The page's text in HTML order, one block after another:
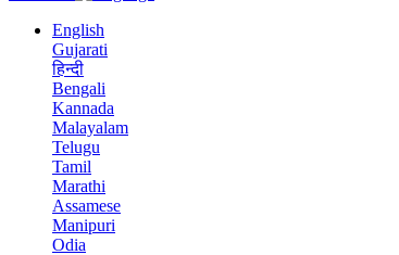
English
Gujarati
हिन्दी
Bengali
Kannada
Malayalam
Telugu
Tamil
Marathi
Assamese
Manipuri
Odia